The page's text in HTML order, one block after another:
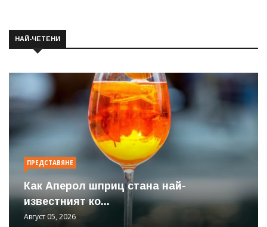
НАЙ-ЧЕТЕНИ
ПРЕДСТАВЯНЕ
Как Аперол шприц стана най-
известният ко...
Август 05, 2026